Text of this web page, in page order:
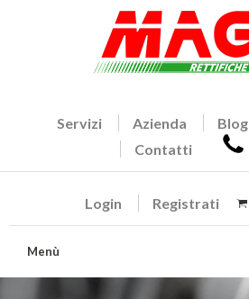
Servizi Azienda Blog
Contatti
Login Registrati
Menù